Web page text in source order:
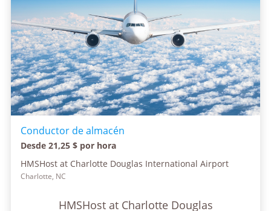
Conductor de almacén
Desde 21,25 $ por hora
HMSHost at Charlotte Douglas International Airport
Charlotte, NC
HMSHost at Charlotte Douglas